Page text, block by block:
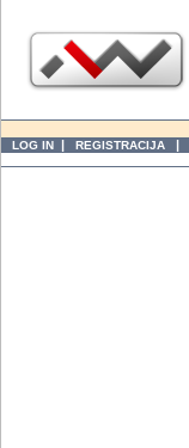
LOG IN | REGISTRACIJA |